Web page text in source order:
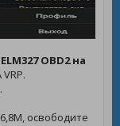
OBD2 на
освободите